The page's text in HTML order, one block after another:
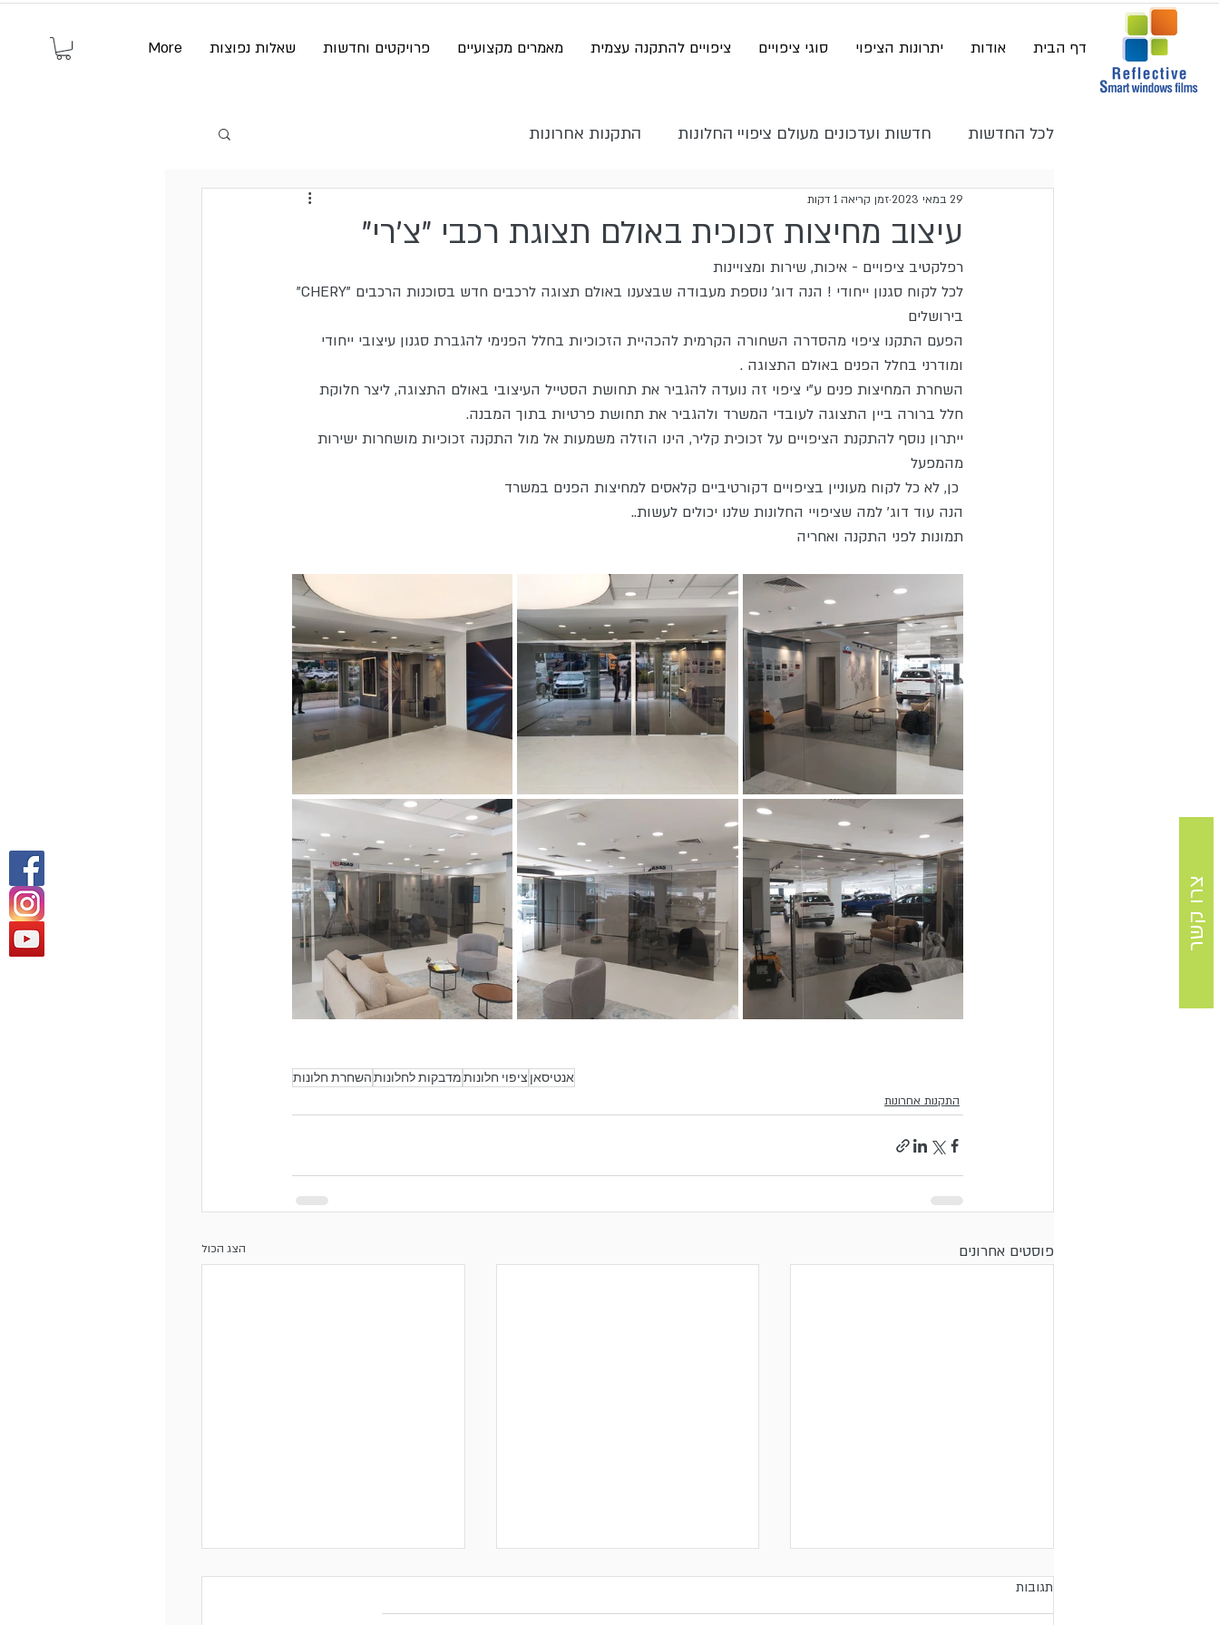
דף הבית אודות יתרונות הציפוי סוגי ציפויים ציפויים להתקנה עצמית מאמרים מקצועיים פרויקטים וחדשות שאלות נפוצות More
צרו קשר
לכל החדשות חדשות ועדכונים מעולם ציפויי החלונות התקנות אחרונות
עיצוב מחיצות זכוכית באולם תצוגת רכבי "צ'רי"
29 במאי 2023 זמן קריאה 1 דקות
רפלקטיב ציפויים - איכות, שירות ומצויינות
לכל לקוח סגנון ייחודי ! הנה דוג' נוספת מעבודה שבצענו באולם תצוגה לרכבים חדש בסוכנות הרכבים "CHERY"
בירושלים
הפעם התקנו ציפוי מהסדרה השחורה הקרמית להכהיית הזכוכיות בחלל הפנימי להגברת סגנון עיצובי ייחודי
ומודרני בחלל הפנים באולם התצוגה .
השחרת המחיצות פנים ע"י ציפוי זה נועדה להגביר את תחושת הסטייל העיצובי באולם התצוגה, ליצר חלוקת
חלל ברורה ביין התצוגה לעובדי המשרד ולהגביר את תחושת פרטיות בתוך המבנה.
ייתרון נוסף להתקנת הציפויים על זכוכית קליר, הינו הוזלה משמעות אל מול התקנה זכוכיות מושחרות ישירות
מהמפעל
הנה עוד דוג' למה שציפויי החלונות שלנו יכולים לעשות..
תמונות לפני התקנה ואחריה
אנטיסאן ציפוי חלונותמדבקות לחלונותהשחרת חלונות
התקנות אחרונות
פוסטים אחרונים הצג הכול
תגובות